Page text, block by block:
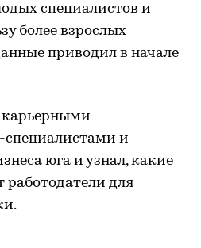
специалистов и
более взрослых
приводил в начале
карьерными
специалистами и
юга и узнал, какие
работодатели для